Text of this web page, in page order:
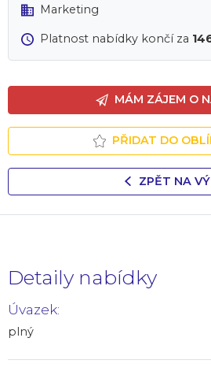
Marketing
Platnost nabídky končí za
MÁM ZÁJEM O
PŘIDAT DO
ZPĚT NA
Detaily nabídky
Úvazek:
plný